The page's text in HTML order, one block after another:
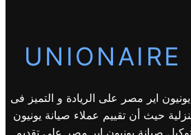
UNIONAIRE
اير مصر على الريادة و التميز فى
حيث أن تقييم عملاء صيانة يونيون
صيانة يونيون اير مصر على تقديم